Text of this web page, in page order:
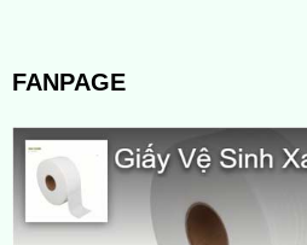
FANPAGE